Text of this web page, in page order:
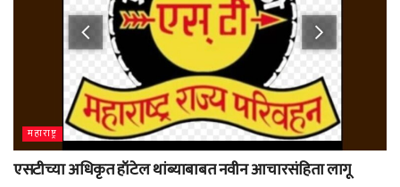
महाराष्ट्र
एसटीच्या अधिकृत हॉटेल थांब्याबाबत नवीन आचारसंहिता लागू